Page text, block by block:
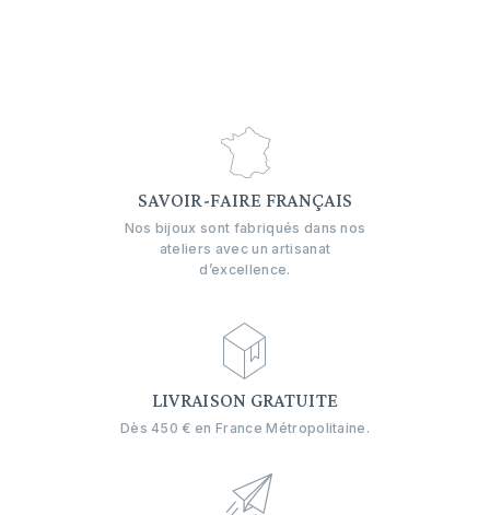
SAVOIR-FAIRE FRANÇAIS
Nos bijoux sont fabriqués dans nos
ateliers avec un artisanat
d’excellence.
LIVRAISON GRATUITE
Dès 450 € en France Métropolitaine.